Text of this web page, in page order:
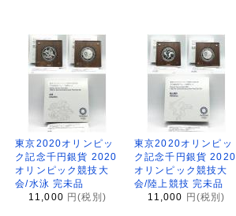
東京2020オリンピッ
ク記念千円銀貨 2020
オリンピック競技大
会/水泳 完未品
11,000 円(税別)
東京2020オリンピッ
ク記念千円銀貨 2020
オリンピック競技大
会/陸上競技 完未品
11,000
円(税別)